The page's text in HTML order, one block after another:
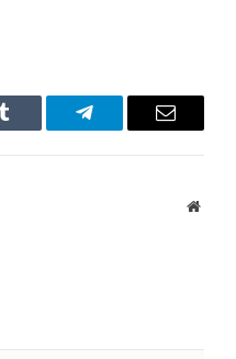
Tumblr Telegram Email